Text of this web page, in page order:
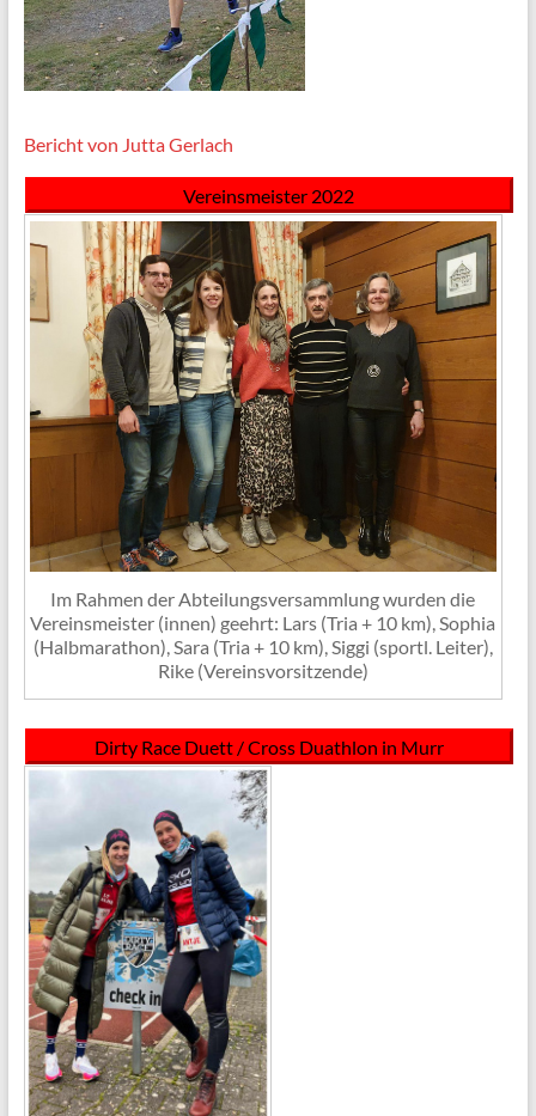
Bericht von Jutta Gerlach
Vereinsmeister 2022
Im Rahmen der Abteilungsversammlung wurden die
Vereinsmeister (innen) geehrt: Lars (Tria + 10 km), Sophia
(Halbmarathon), Sara (Tria + 10 km), Siggi (sportl. Leiter),
Rike (Vereinsvorsitzende)
Dirty Race Duett / Cross Duathlon in Murr